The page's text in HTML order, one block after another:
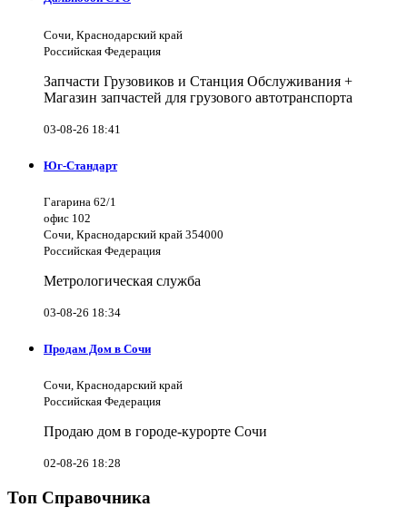
Сочи, Краснодарский край
Российская Федерация
Запчасти Грузовиков и Станция Обслуживания +
Магазин запчастей для грузового автотранспорта
03-08-26 18:41
Юг-Стандарт
Гагарина 62/1
офис 102
Сочи, Краснодарский край 354000
Российская Федерация
Метрологическая служба
03-08-26 18:34
Продам Дом в Сочи
Сочи, Краснодарский край
Российская Федерация
Продаю дом в городе-курорте Сочи
02-08-26 18:28
Топ Справочника